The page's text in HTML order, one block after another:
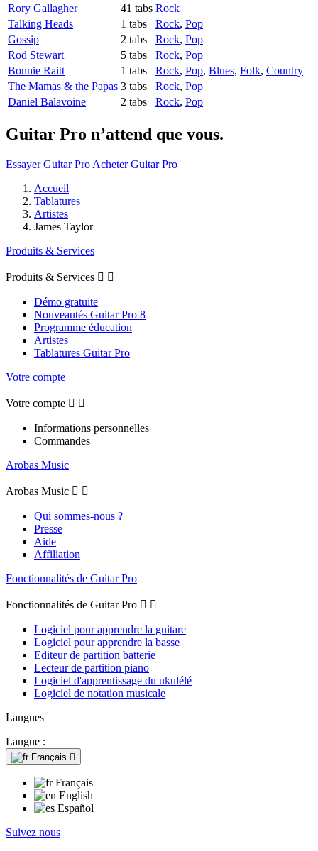
Rory Gallagher
41 tabs Rock
Talking Heads
1 tabs Rock, Pop
Gossip
2 tabs Rock, Pop
Rod Stewart
5 tabs Rock, Pop
Bonnie Raitt
1 tabs Rock, Pop, Blues, Folk, Country
The Mamas & the Papas 3 tabs Rock, Pop
Daniel Balavoine
2 tabs Rock, Pop
Guitar Pro n’attend que vous.
Essayer Guitar Pro Acheter Guitar Pro
Accueil
Tablatures
Artistes
James Taylor
Produits & Services
Produits & Services  
Démo gratuite
Nouveautés Guitar Pro 8
Programme éducation
Artistes
Tablatures Guitar Pro
Votre compte
Votre compte  
Informations personnelles
Commandes
Arobas Music
Arobas Music  
Qui sommes-nous ?
Presse
Aide
Affiliation
Fonctionnalités de Guitar Pro
Fonctionnalités de Guitar Pro  
Logiciel pour apprendre la guitare
Logiciel pour apprendre la basse
Editeur de partition batterie
Lecteur de partition piano
Logiciel d'apprentissage du ukulélé
Logiciel de notation musicale
Langues
Langue :
Français 
Français
English
Español
Suivez nous